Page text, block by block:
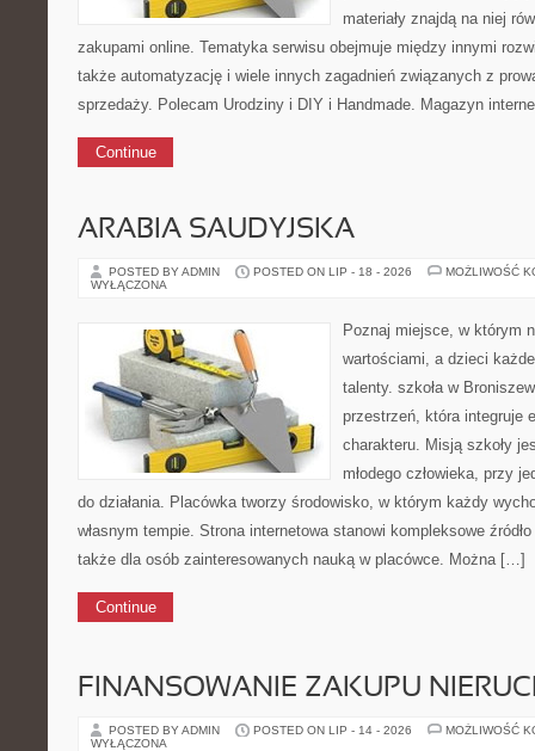
materiały znajdą na niej
zakupami online. Tematyka serwisu obejmuje między innymi
także automatyzację i wiele innych zagadnień związanych z
sprzedaży. Polecam Urodziny i DIY i Handmade. Magazyn
Continue
ARABIA SAUDYJSKA
POSTED BY ADMIN POSTED ON LIP - 18 - 2026
MOŻLIWOŚĆ
WYŁĄCZONA
Poznaj miejsce, w którym
wartościami, a dzieci
talenty. szkoła w
przestrzeń, która integruje
charakteru. Misją szkoły
młodego człowieka, przy
do działania. Placówka tworzy środowisko, w którym każdy
własnym tempie. Strona internetowa stanowi kompleksowe
także dla osób zainteresowanych nauką w placówce. Można […]
Continue
FINANSOWANIE ZAKUPU
POSTED BY ADMIN POSTED ON LIP - 14 - 2026
MOŻLIWOŚĆ
WYŁĄCZONA